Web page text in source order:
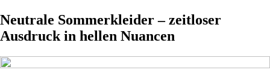
Neutrale Sommerkleider – zeitloser
Ausdruck in hellen Nuancen